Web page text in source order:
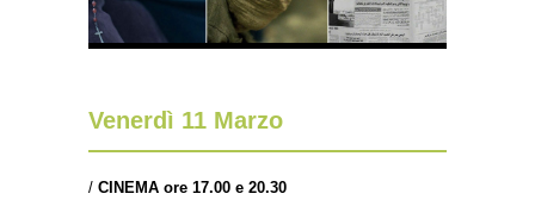
Venerdì 11 Marzo
/ CINEMA ore 17.00 e 20.30